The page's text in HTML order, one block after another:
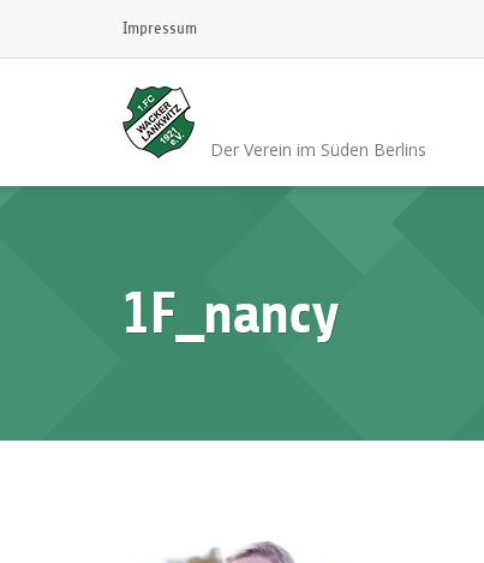
content
Impressum
Der Verein im Süden Berlins
1F_nancy